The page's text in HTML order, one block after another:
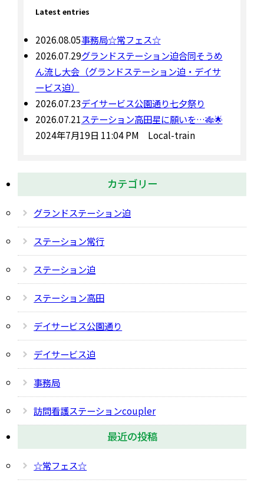
Latest entries
2026.08.05事務局☆常フェス☆
2026.07.29グランドステーション迫合同そうめ
ん流し大会（グランドステーション迫・デイサ
ービス迫）
2026.07.23デイサービス公園通り七夕祭り
2026.07.21ステーション高田星に願いを…🎋🌟
2024年7月19日 11:04 PM Local-train
カテゴリー
グランドステーション迫
ステーション常行
ステーション迫
ステーション高田
デイサービス公園通り
デイサービス迫
事務局
訪問看護ステーションcoupler
最近の投稿
☆常フェス☆